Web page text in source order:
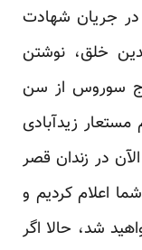
جریان شهادت
خلق، نوشتن
جورج سوروس از سن
زیدآبادی
در زندان قصر
اعلام کردیم و
شد، حالا اگر